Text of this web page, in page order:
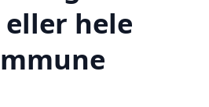
hele